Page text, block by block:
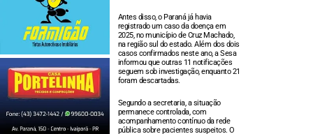
Antes disso, o Paraná já havia
registrado um caso da doença em
2025, no município de Cruz Machado,
na região sul do estado. Além dos dois
casos confirmados neste ano, a Sesa
informou que outras 11 notificações
seguem sob investigação, enquanto 21
foram descartadas.
Segundo a secretaria, a situação
permanece controlada, com
acompanhamento contínuo da rede
pública sobre pacientes suspeitos. O